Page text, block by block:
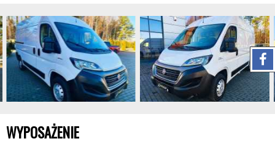
WYPOSAŻENIE